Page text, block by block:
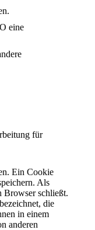
eine
für
Ein Cookie
Als
Browser schließt.
die
in einem
anderen